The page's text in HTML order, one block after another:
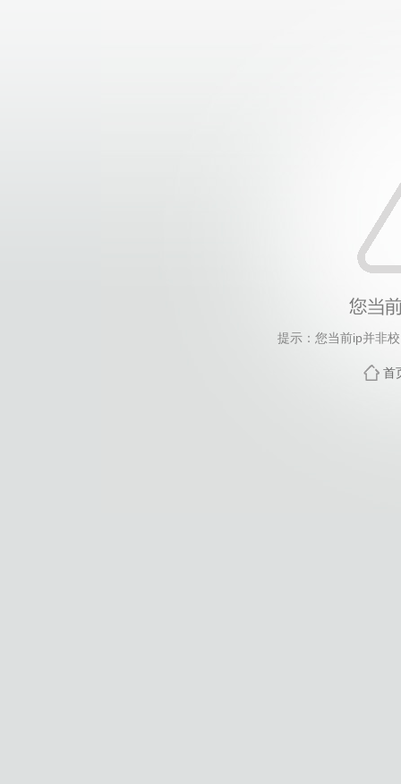
提示：您当前ip并非
首